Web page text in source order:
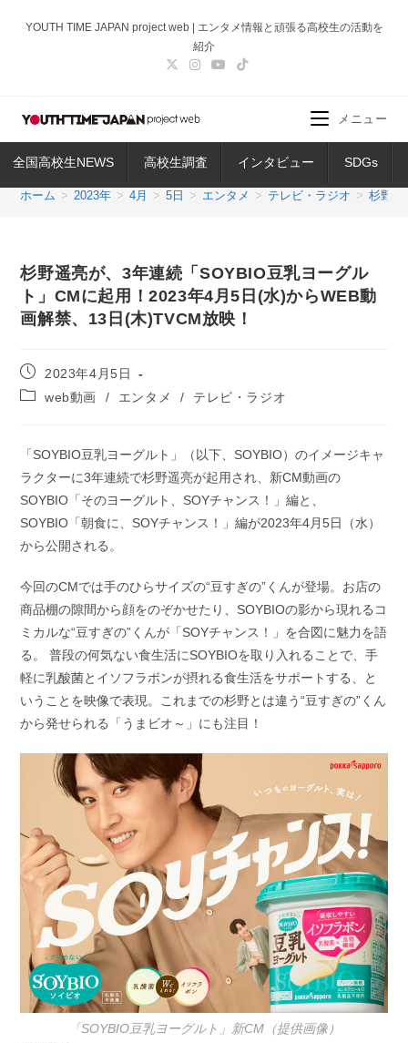
ス
ッ
YOUTH TIME JAPAN project web | エンタメ情報と頑張る高校生の活動を
紹介
全国高校生NEWS 高校生調査 インタビュー SDGs
メニュー
ホーム > 2023年 > 4月 > 5日 > エンタメ > テレビ・ラジオ > 杉野遥
杉野遥亮が、3年連続「SOYBIO豆乳ヨーグル
ト」CMに起用！2023年4月5日(水)からWEB動
画解禁、13日(木)TVCM放映！
投
稿
公
2023年4月5日
投
テ
リ
ー:
web動画 / エンタメ / テレビ・ラジオ
「SOYBIO豆乳ヨーグルト」（以下、SOYBIO）のイメージキャ
ラクターに3年連続で杉野遥亮が起用され、新CM動画の
SOYBIO「そのヨーグルト、SOYチャンス！」編と、
SOYBIO「朝食に、SOYチャンス！」編が2023年4月5日（水）
から公開される。
今回のCMでは手のひらサイズの“豆すぎの”くんが登場。お店の
商品棚の隙間から顔をのぞかせたり、SOYBIOの影から現れるコ
ミカルな“豆すぎの”くんが「SOYチャンス！」を合図に魅力を語
る。 普段の何気ない食生活にSOYBIOを取り入れることで、手
軽に乳酸菌とイソフラボンが摂れる食生活をサポートする、と
いうことを映像で表現。これまでの杉野とは違う“豆すぎの”くん
から発せられる「うまビオ～」にも注目！
「SOYBIO豆乳ヨーグルト」新CM（提供画像）